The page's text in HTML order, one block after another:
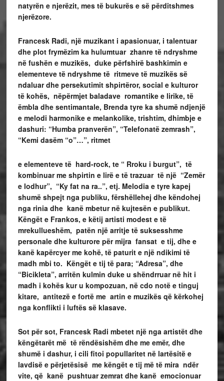
natyrën e njerëzit, mes të bukurës e së përditshmes
njerëzore.
Francesk Radi, një muzikant i apasionuar, i talentuar
dhe plot frymëzim ka hulumtuar zhanre të ndryshme
në fushën e muzikës, duke përfshirë bashkimin e
elementeve të ndryshme të ritmeve të muzikës së
ndaluar dhe persekutimit shpirtëror, social e kulturor
të kohës, nëpërmjet baladave romantike e lirike, të
ëmbla dhe sentimantale, Brenda tyre ka shumë ndjenjë
e melodi harmonike e melankolike, trishtim, dhimbje e
dashuri: “Humba pranverën”, “Telefonatë zemrash”,
“Kemi dasëm “o”…”, ritmet
e elementeve të hard-rock, te “ Rroku i burgut”, të
kombinuar me shpirtin e lirë e të trazuar të një “Zemër
e lodhur”, “Ky fat na ra..”, etj. Melodia e tyre kapej
shumë shpejt nga publiku, fërshëllehej dhe këndohej
nga rinia dhe kanë mbetur në kujtesën e publikut.
Këngët e Frankos, e këtij artisti modest e të
mrekullueshëm, patën një arritje të suksesshme
personale dhe kulturore për mijra fansat e tij, dhe e
kanë kapërcyer me kohë, të paturit e një ndikimi të
madh mbi to. Këngët e tij të para; “Adresa”, dhe
“Bicikleta”, arritën kulmin duke u shëndrruar në hit i
madh i kohës kur u kompozuan, në cdo notë e tinguj
kitare, antitezë e fortë me artin e muzikës që kërkohej
nga konflikti i luftës së klasave.
Sot për sot, Francesk Radi mbetet një nga artistët dhe
këngëtarët më të rëndësishëm dhe me emër, dhe
shumë i dashur, i cili fitoi popullaritet në lartësitë e
lavdisë e përjetësisë me këngët e tij më të mira ndër
vite, që kanë pushtuar zemrat dhe kanë emocionuar